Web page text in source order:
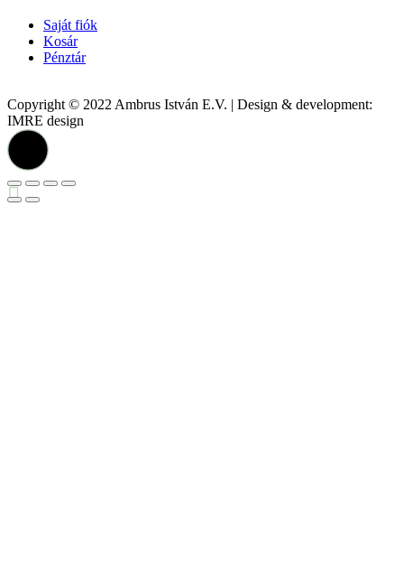
Saját fiók
Kosár
Pénztár
Copyright © 2022 Ambrus István E.V. | Design & development:
IMRE design